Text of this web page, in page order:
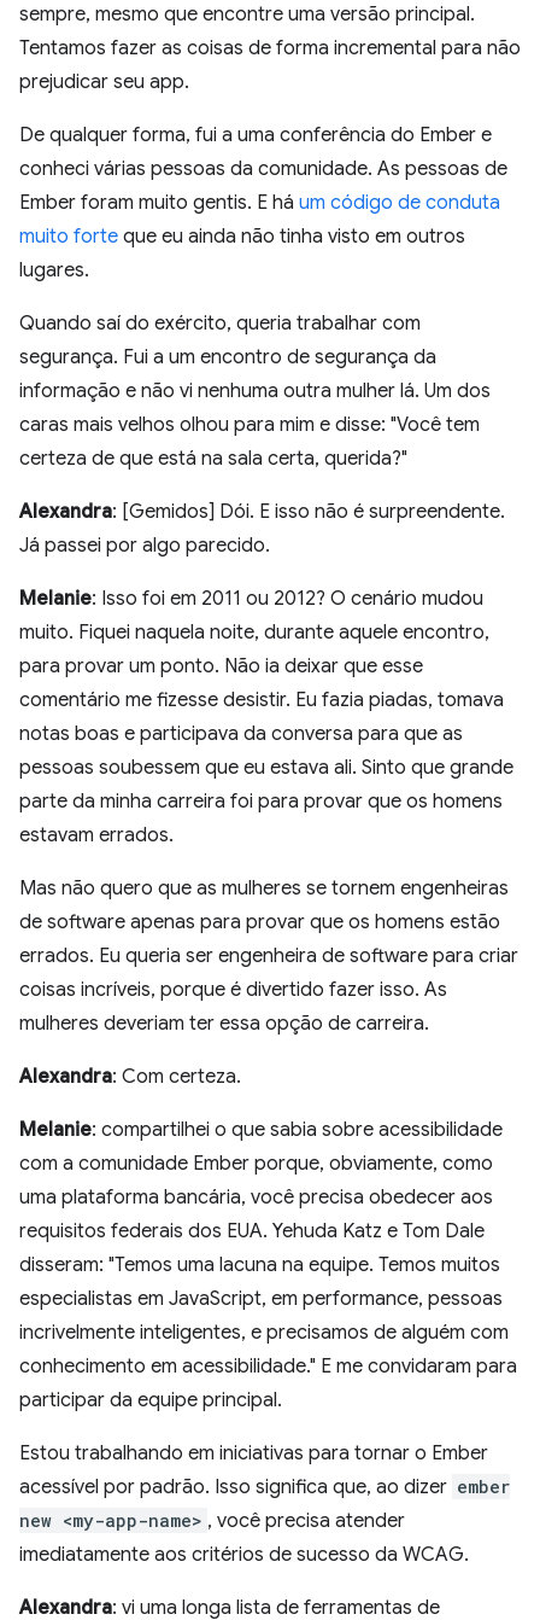
sempre, mesmo que encontre uma versão principal.
Tentamos fazer as coisas de forma incremental para não
prejudicar seu app.
De qualquer forma, fui a uma conferência do Ember e
conheci várias pessoas da comunidade. As pessoas de
Ember foram muito gentis. E há um código de conduta
muito forte que eu ainda não tinha visto em outros
lugares.
Quando saí do exército, queria trabalhar com
segurança. Fui a um encontro de segurança da
informação e não vi nenhuma outra mulher lá. Um dos
caras mais velhos olhou para mim e disse: "Você tem
certeza de que está na sala certa, querida?"
Alexandra: [Gemidos] Dói. E isso não é surpreendente.
Já passei por algo parecido.
Melanie: Isso foi em 2011 ou 2012? O cenário mudou
muito. Fiquei naquela noite, durante aquele encontro,
para provar um ponto. Não ia deixar que esse
comentário me fizesse desistir. Eu fazia piadas, tomava
notas boas e participava da conversa para que as
pessoas soubessem que eu estava ali. Sinto que grande
parte da minha carreira foi para provar que os homens
estavam errados.
Mas não quero que as mulheres se tornem engenheiras
de software apenas para provar que os homens estão
errados. Eu queria ser engenheira de software para criar
coisas incríveis, porque é divertido fazer isso. As
mulheres deveriam ter essa opção de carreira.
Alexandra: Com certeza.
Melanie: compartilhei o que sabia sobre acessibilidade
com a comunidade Ember porque, obviamente, como
uma plataforma bancária, você precisa obedecer aos
requisitos federais dos EUA. Yehuda Katz e Tom Dale
disseram: "Temos uma lacuna na equipe. Temos muitos
especialistas em JavaScript, em performance, pessoas
incrivelmente inteligentes, e precisamos de alguém com
conhecimento em acessibilidade." E me convidaram para
participar da equipe principal.
Estou trabalhando em iniciativas para tornar o Ember
acessível por padrão. Isso significa que, ao dizer ember
new <my-app-name> , você precisa atender
imediatamente aos critérios de sucesso da WCAG.
Alexandra: vi uma longa lista de ferramentas de